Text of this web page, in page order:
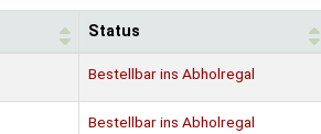
Status
Bestellbar ins Abholregal
Bestellbar ins Abholregal